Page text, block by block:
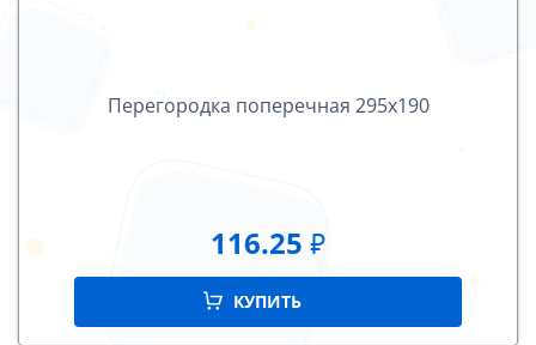
Перегородка поперечная 295х190
116.25 ₽
КУПИТЬ